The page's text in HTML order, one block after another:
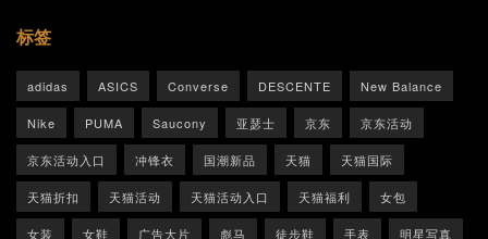
标签
adidas ASICS Converse DESCENTE New Balance
Nike PUMA Saucony 亚瑟士 京东 京东活动
京东活动入口 冲锋衣 国潮新品 天猫 天猫国际
天猫折扣 天猫活动 天猫活动入口 天猫福利 女包
女装 女鞋 广告大片 彪马 徒步鞋 手表 明星写真